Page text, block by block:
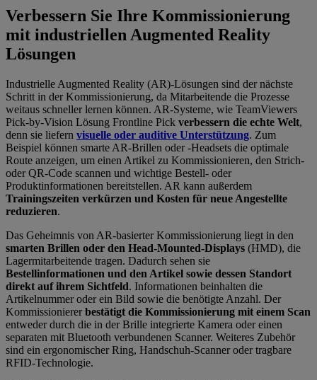
Verbessern Sie Ihre Kommissionierung
mit industriellen Augmented Reality
Lösungen
Industrielle Augmented Reality (AR)-Lösungen sind der nächste
Schritt in der Kommissionierung, da Mitarbeitende die Prozesse
weitaus schneller lernen können. AR-Systeme, wie TeamViewers
Pick-by-Vision Lösung Frontline Pick verbessern die echte Welt,
denn sie liefern visuelle oder auditive Unterstützung. Zum
Beispiel können smarte AR-Brillen oder -Headsets die optimale
Route anzeigen, um einen Artikel zu Kommissionieren, den Strich-
oder QR-Code scannen und wichtige Bestell- oder
Produktinformationen bereitstellen. AR kann außerdem
Trainingszeiten verkürzen und Kosten für neue Angestellte
reduzieren.
Das Geheimnis von AR-basierter Kommissionierung liegt in den
smarten Brillen oder den Head-Mounted-Displays (HMD), die
Lagermitarbeitende tragen. Dadurch sehen sie
Bestellinformationen und den Artikel sowie dessen Standort
direkt auf ihrem Sichtfeld. Informationen beinhalten die
Artikelnummer oder ein Bild sowie die benötigte Anzahl. Der
Kommissioniererbestätigt die Kommissionierung mit einem Scan
entweder durch die in der Brille integrierte Kamera oder einen
separaten mit Bluetooth verbundenen Scanner. Weiteres Zubehör
sind ein ergonomischer Ring, Handschuh-Scanner oder tragbare
RFID-Technologie.